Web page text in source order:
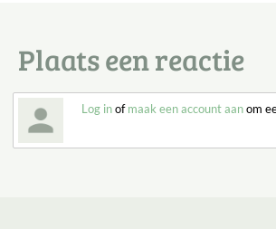
Plaats een reactie
Log inofmaak een account aanom